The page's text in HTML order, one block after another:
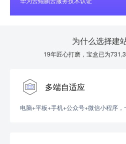
为什么选择建
19年匠心打磨，宝盒已为
多端自适应
电脑+平板+手机+公众号+微信小程序